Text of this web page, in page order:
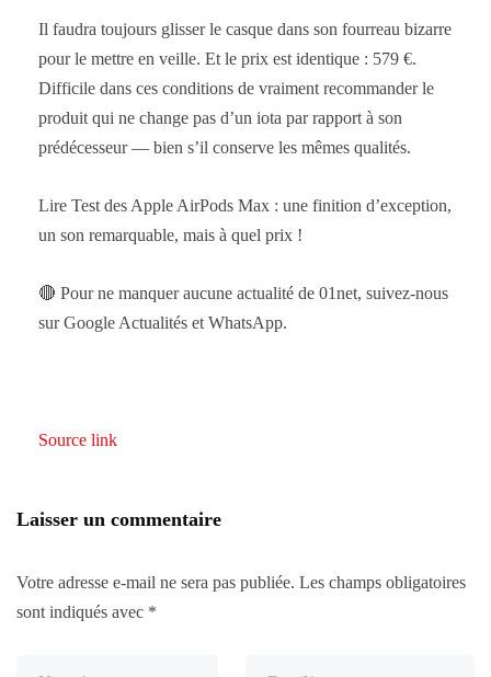
Il faudra toujours glisser le casque dans son fourreau bizarre
pour le mettre en veille. Et le prix est identique : 579 €.
Difficile dans ces conditions de vraiment recommander le
produit qui ne change pas d’un iota par rapport à son
prédécesseur — bien s’il conserve les mêmes qualités.
Lire Test des Apple AirPods Max : une finition d’exception,
un son remarquable, mais à quel prix !
🔴 Pour ne manquer aucune actualité de 01net, suivez-nous
sur Google Actualités et WhatsApp.
Source link
Laisser un commentaire
Votre adresse e-mail ne sera pas publiée. Les champs obligatoires
sont indiqués avec *